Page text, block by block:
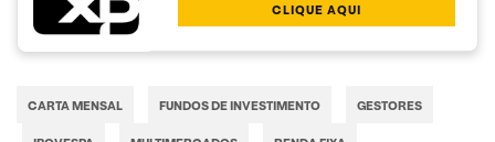
CLIQUE AQUI
CARTA MENSAL FUNDOS DE INVESTIMENTO GESTORES